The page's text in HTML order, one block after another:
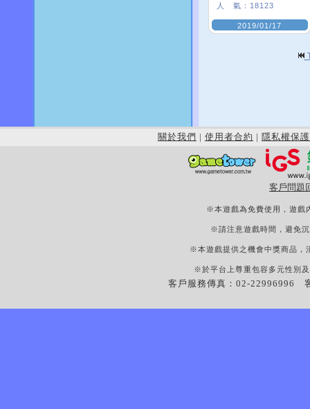
人 氣： 18123
2019/01/17
關於我們 | 使用者合約 | 隱私權保護
客戶問題
※本遊戲為免費使用，遊戲
※請注意遊戲時間，避免
※本遊戲提供之機會中獎商品，
※於平台上尊重包容多元性別
客戶服務傳真：02-22996996